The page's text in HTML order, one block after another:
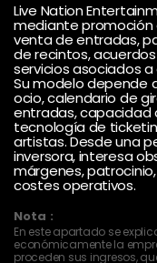
Live Nation
mediante promoción
venta de entradas,
de recintos,
servicios asociados
Su modelo depende
ocio, calendario de
entradas, capacidad
tecnología de
artistas. Desde una
inversora, interesa
márgenes,
costes operativos.
Nota :
En este apartado se
económicamente la
proceden sus ingresos,